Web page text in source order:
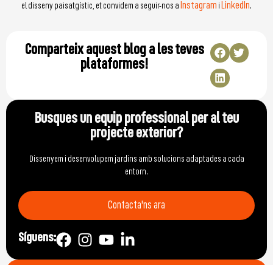
el disseny paisatgístic, et convidem a seguir-nos a Instagram i LinkedIn.
Comparteix aquest blog a les teves
plataformes!
Busques un equip professional per al teu
projecte exterior?
Dissenyem i desenvolupem jardins amb solucions adaptades a cada
entorn.
Contacta'ns ara
Síguens: